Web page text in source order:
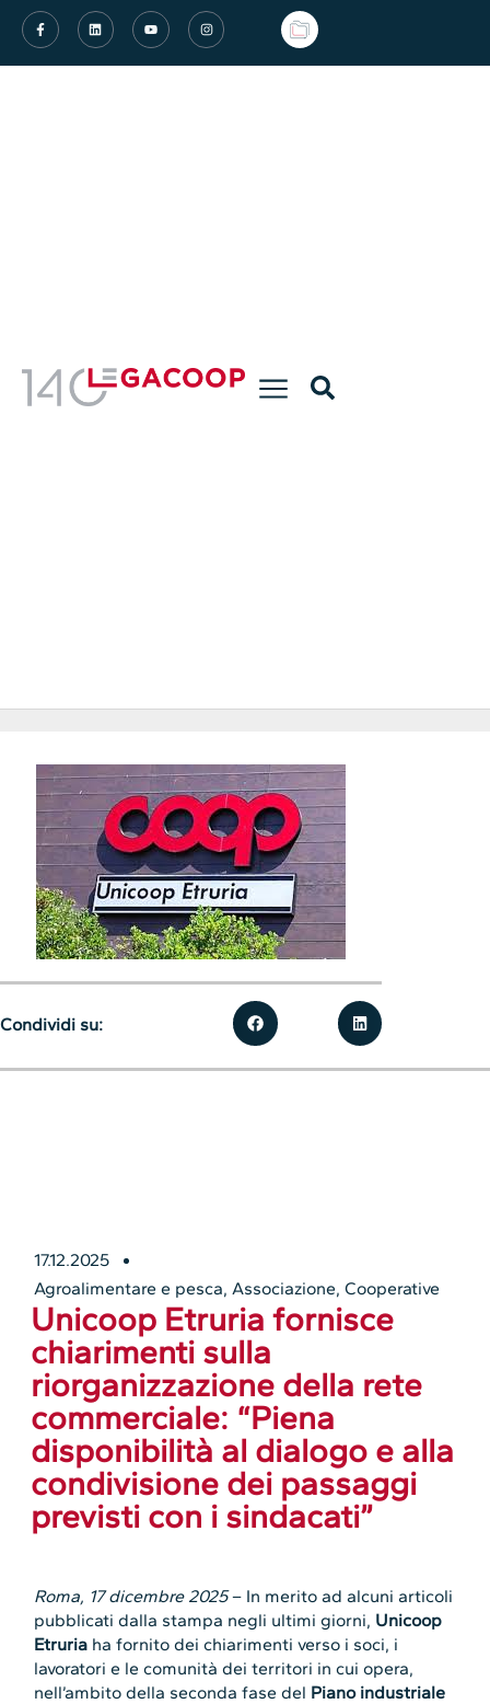
17.12.2025
Agroalimentare e pesca,Associazione,Cooperative
Unicoop Etruria fornisce
chiarimenti sulla
riorganizzazione della rete
commerciale: “Piena
disponibilità al dialogo e alla
condivisione dei passaggi
previsti con i sindacati”
Roma, 17 dicembre 2025– In merito ad alcuni articoli
pubblicati dalla stampa negli ultimi giorni, Unicoop
Etruria ha fornito dei chiarimenti verso i soci, i
lavoratori e le comunità dei territori in cui opera,
nell’ambito della seconda fase del Piano industriale
Condividi su: